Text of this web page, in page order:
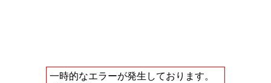
一時的なエラーが発生しております。